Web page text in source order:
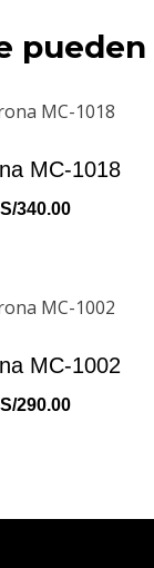
pueden
MC-1018
S/340.00
MC-1002
S/290.00